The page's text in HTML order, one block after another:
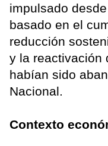
impulsado
basado en el
reducción
y la reactivación
habían sido
Nacional.
Contexto